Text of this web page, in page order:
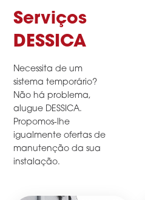
Serviços
DESSICA
Necessita de um
sistema temporário?
Não há problema,
alugue DESSICA.
Propomos-lhe
igualmente ofertas de
manutenção da sua
instalação.